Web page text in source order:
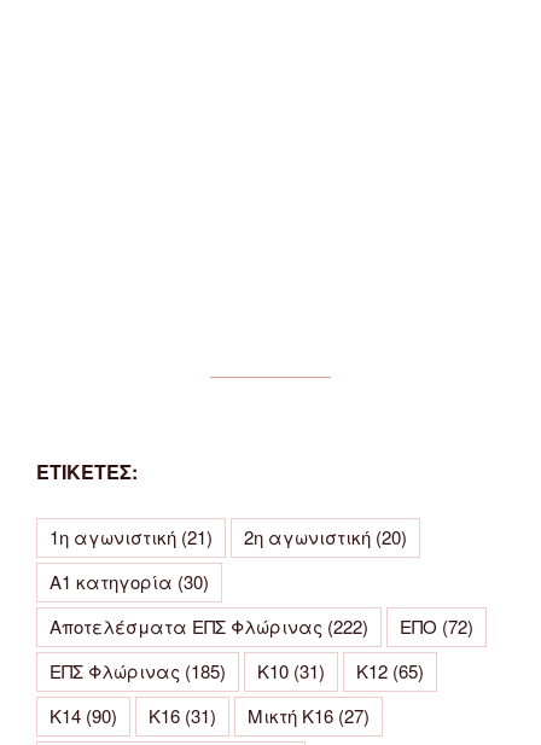
ΕΤΙΚΕΤΕΣ:
1η αγωνιστική (21) 2η αγωνιστική (20)
Α1 κατηγορία (30)
Αποτελέσματα ΕΠΣ Φλώρινας (222) ΕΠΟ (72)
ΕΠΣ Φλώρινας (185) Κ10 (31) Κ12 (65)
Κ14 (90) Κ16 (31) Μικτή Κ16 (27)